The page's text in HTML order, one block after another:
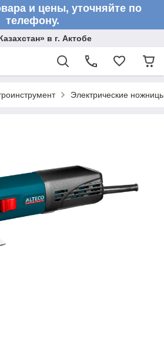
и цены, уточняйте по
телефону.
в г. Актобе
Электрические